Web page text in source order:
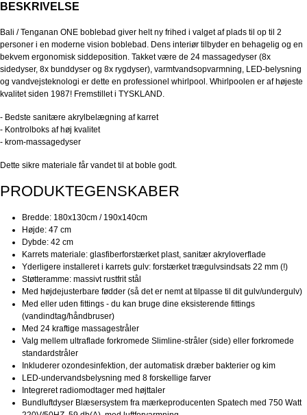
BESKRIVELSE
Bali / Tenganan ONE boblebad giver helt ny frihed i valget af plads til op til 2
personer i en moderne vision boblebad. Dens interiør tilbyder en behagelig og en
bekvem ergonomisk siddeposition. Takket være de 24 massagedyser (8x
sidedyser, 8x bunddyser og 8x rygdyser), varmtvandsopvarmning, LED-belysning
og vandvejsteknologi er dette en professionel whirlpool. Whirlpoolen er af højeste
kvalitetsiden 1987! Fremstillet i TYSKLAND.
- Bedste sanitære akrylbelægning af karret
- Kontrolboks af høj kvalitet
- krom-massagedyser
Dette sikre materiale får vandet til at boble godt.
PRODUKTEGENSKABER
Bredde: 180x130cm / 190x140cm
Højde: 47 cm
Dybde: 42 cm
Karrets materiale: glasfiberforstærket plast, sanitær akryloverflade
Yderligere installeret i karrets gulv: forstærket trægulvsindsats 22 mm (!)
Støtteramme: massivt rustfrit stål
Med højdejusterbare fødder (så det er nemt at tilpasse til dit gulv/undergulv)
Med eller uden fittings - du kan bruge dine eksisterende fittings
(vandindtag/håndbruser)
Med 24 kraftige massagestråler
Valg mellem ultraflade forkromede Slimline-stråler (side) eller forkromede
standardstråler
Inkluderer ozondesinfektion, der automatisk dræber bakterier og kim
LED-undervandsbelysning med 8 forskellige farver
Integreret radiomodtager med højttaler
Bundluftdyser Blæsersystem fra mærkeproducenten Spatech med 750 Watt